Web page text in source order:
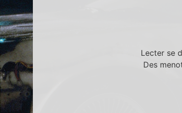
Lecter se
Des